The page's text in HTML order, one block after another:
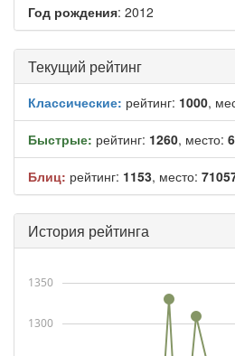
Год рождения: 2012
Текущий рейтинг
Классические: рейтинг: 1000,
Быстрые: рейтинг: 1260, место:
Блиц: рейтинг: 1153, место:
История рейтинга
1300
1350